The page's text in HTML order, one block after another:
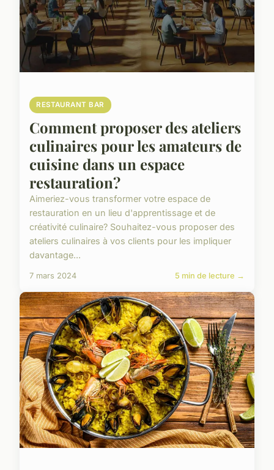
RESTAURANT BAR
Comment proposer des ateliers
culinaires pour les amateurs de
cuisine dans un espace
restauration?
Aimeriez-vous transformer votre espace de
restauration en un lieu d'apprentissage et de
créativité culinaire? Souhaitez-vous proposer des
ateliers culinaires à vos clients pour les impliquer
davantage...
7 mars 2024 5 min de lecture →